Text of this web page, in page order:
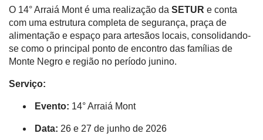
O 14° Arraiá Mont é uma realização da SETUR e conta
com uma estrutura completa de segurança, praça de
alimentação e espaço para artesãos locais, consolidando-
se como o principal ponto de encontro das famílias de
Monte Negro e região no período junino.
Serviço:
Evento: 14° Arraiá Mont
Data: 26 e 27 de junho de 2026